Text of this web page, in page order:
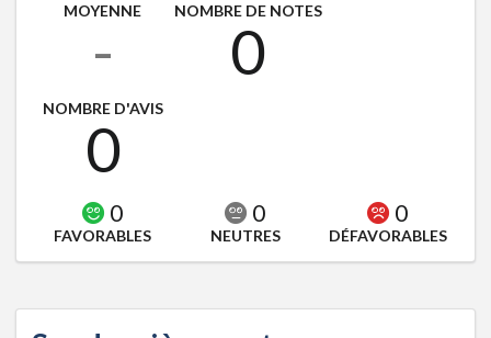
MOYENNE
-
NOMBRE DE NOTES
0
NOMBRE D'AVIS
0
0
FAVORABLES
0
NEUTRES
0
DÉFAVORABLES